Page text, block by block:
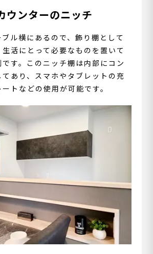
ウンターのニッチ
ル横にあるので、飾り棚として
活にとって必要なものを置いて
す。このニッチ棚は内部にコン
あり、スマホやタブレットの充
トなどの使用が可能です。